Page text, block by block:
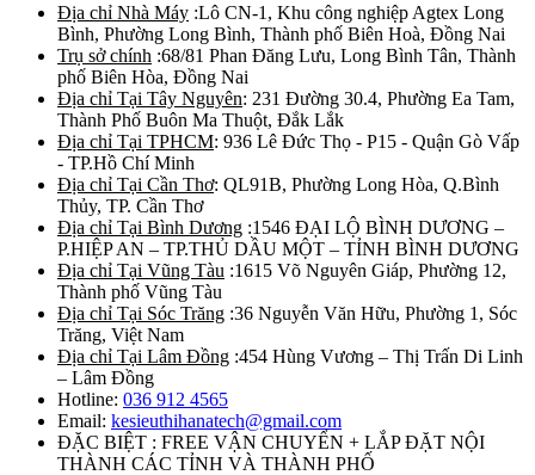
Địa chỉ Nhà Máy :Lô CN-1, Khu công nghiệp Agtex Long
Bình, Phường Long Bình, Thành phố Biên Hoà, Đồng Nai
Trụ sở chính :68/81 Phan Đăng Lưu, Long Bình Tân, Thành
phố Biên Hòa, Đồng Nai
Địa chỉ Tại Tây Nguyên: 231 Đường 30.4, Phường Ea Tam,
Thành Phố Buôn Ma Thuột, Đắk Lắk
Địa chỉ Tại TPHCM: 936 Lê Đức Thọ - P15 - Quận Gò Vấp
- TP.Hồ Chí Minh
Địa chỉ Tại Cần Thơ: QL91B, Phường Long Hòa, Q.Bình
Thủy, TP. Cần Thơ
Địa chỉ Tại Bình Dương :1546 ĐẠI LỘ BÌNH DƯƠNG –
P.HIỆP AN – TP.THỦ DẦU MỘT – TỈNH BÌNH DƯƠNG
Địa chỉ Tại Vũng Tàu :1615 Võ Nguyên Giáp, Phường 12,
Thành phố Vũng Tàu
Địa chỉ Tại Sóc Trăng :36 Nguyễn Văn Hữu, Phường 1, Sóc
Trăng, Việt Nam
Địa chỉ Tại Lâm Đồng :454 Hùng Vương – Thị Trấn Di Linh
– Lâm Đồng
Hotline: 036 912 4565
Email: kesieuthihanatech@gmail.com
ĐẶC BIỆT : FREE VẬN CHUYỂN + LẮP ĐẶT NỘI
THÀNH CÁC TỈNH VÀ THÀNH PHỐ